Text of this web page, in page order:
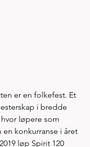
er en folkefest. Et
i bredde
løpere som
en konkurranse i året
løp Spirit 120